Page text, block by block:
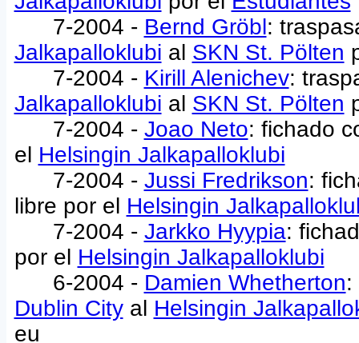
7-2004 - Bernd Gröbl:
Jalkapalloklubi al SKN St. Pölten
7-2004 - Kirill Alenichev:
Jalkapalloklubi al SKN St. Pölten
7-2004 - Joao Neto: fichado
el Helsingin Jalkapalloklubi
7-2004 - Jussi Fredrikson:
libre por el Helsingin
7-2004 - Jarkko Hyypia:
por el Helsingin Jalkapalloklubi
6-2004 - Damien Whetherton:
Dublin Cityal Helsingin
eu